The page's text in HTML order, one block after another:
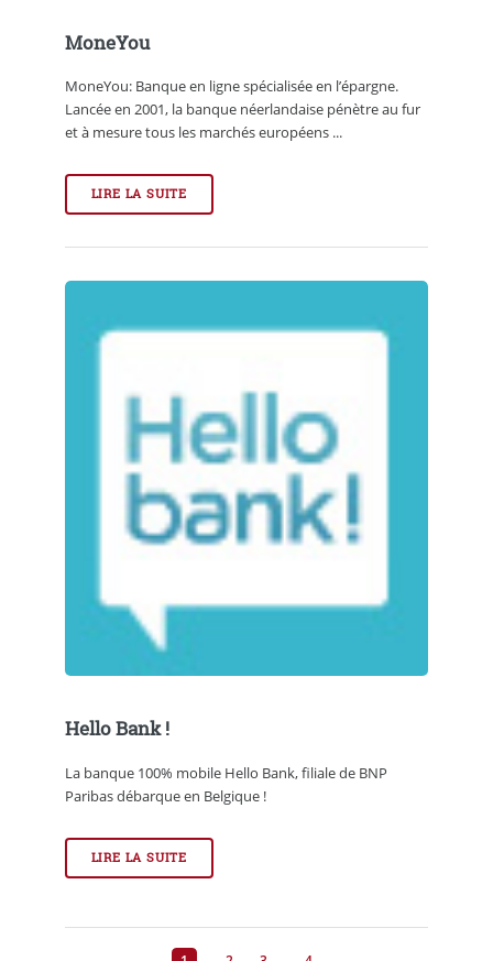
MoneYou
MoneYou: Banque en ligne spécialisée en l’épargne.
Lancée en 2001, la banque néerlandaise pénètre au fur
et à mesure tous les marchés européens ...
LIRE LA SUITE
Hello Bank !
La banque 100% mobile Hello Bank, filiale de BNP
Paribas débarque en Belgique !
LIRE LA SUITE